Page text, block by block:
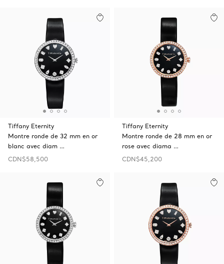
Tiffany Eternity
Montre ronde de 32 mm en or
blanc avec diam …
CDN$58,500
Tiffany Eternity
Montre ronde de 28 mm en or
rose avec diama …
CDN$45,200